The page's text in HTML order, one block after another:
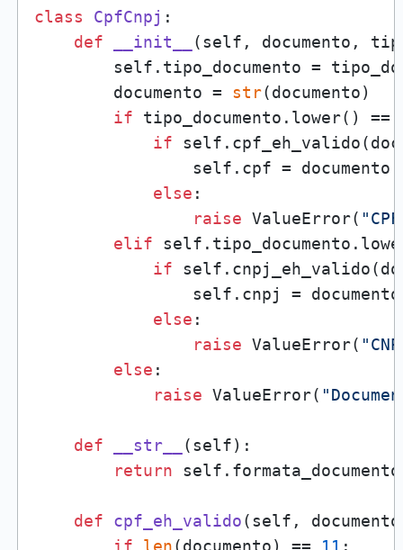
class CpfCnpj :
def
__init__ (self, documento,
self.tipo_documento =
        documento =
str(documento)
if tipo_documento.lower() ==
if
                self.cpf = documento
else :
raise ValueError(
elif
if
                self.cnpj = documento
else :
raise ValueError(
else :
raise ValueError(
def __str__ (self):
return
def cpf_eh_valido(self, documento
if
len(documento) == 11 :